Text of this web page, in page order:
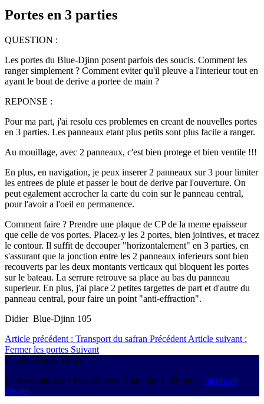
Portes en 3 parties
QUESTION :
Les portes du Blue-Djinn posent parfois des soucis. Comment les
ranger simplement ? Comment eviter qu'il pleuve a l'interieur tout en
ayant le bout de derive a portee de main ?
REPONSE :
Pour ma part, j'ai resolu ces problemes en creant de nouvelles portes
en 3 parties. Les panneaux etant plus petits sont plus facile a ranger.
Au mouillage, avec 2 panneaux, c'est bien protege et bien ventile !!!
En plus, en navigation, je peux inserer 2 panneaux sur 3 pour limiter
les entrees de pluie et passer le bout de derive par l'ouverture. On
peut egalement accrocher la carte du coin sur le panneau central,
pour l'avoir a l'oeil en permanence.
Comment faire ? Prendre une plaque de CP de la meme epaisseur
que celle de vos portes. Placez-y les 2 portes, bien jointives, et tracez
le contour. Il suffit de decouper "horizontalement" en 3 parties, en
s'assurant que la jonction entre les 2 panneaux inferieurs sont bien
recouverts par les deux montants verticaux qui bloquent les portes
sur le bateau. La serrure retrouve sa place au bas du panneau
superieur. En plus, j'ai place 2 petites targettes de part et d'autre du
panneau central, pour faire un point "anti-effraction".
Didier Blue-Djinn 105
Article précédent : Transport du safran Précédent Article suivant :
Fermer les portes Suivant
© 2026 AsPro Djinn
© Association de Propriétaires Blue Djinn - Djinn7 - mentions
légales